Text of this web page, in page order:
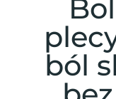
ból